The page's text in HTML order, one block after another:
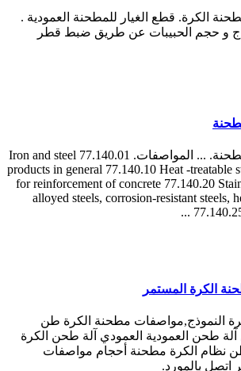
الكرة. قطع الغيار للمطحنة العمودية .
و حجم الحبيبات عن طريق ضبط قطر
مواصفات للصلب للمطحنة. ... المواصفات. 77.140.01 Iron and steel
products in general 77.140.10 Heat -treatable
for reinforcement of concrete 77.140.20
alloyed steels, corrosion-resistant steels,
الكرة المستمر
النموذج,مواصفات مطحنة الكرة طن
آلة طحن العمودية العمودي آلة طحن الكرة
نظام الكرة مطحنة أحجام مواصفات
اتصل بالمورد.